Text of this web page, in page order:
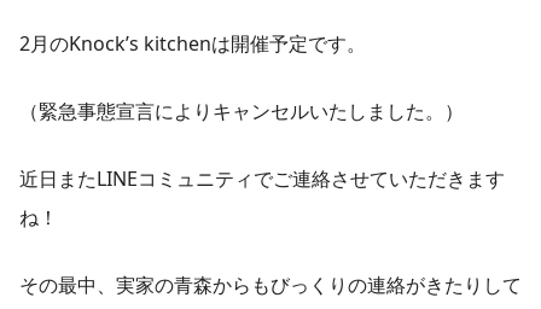
2月のKnock’s kitchenは開催予定です。
（緊急事態宣言によりキャンセルいたしました。）
近日またLINEコミュニティでご連絡させていただきます
ね！
その最中、実家の青森からもびっくりの連絡がきたりして